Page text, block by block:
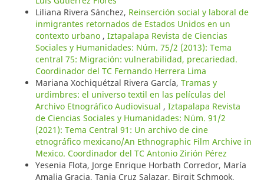
Liliana Rivera Sánchez, Reinserción social y laboral de
inmigrantes retornados de Estados Unidos en un
contexto urbano , Iztapalapa Revista de Ciencias
Sociales y Humanidades: Núm. 75/2 (2013): Tema
central 75: Migración: vulnerabilidad, precariedad.
Coordinador del TC Fernando Herrera Lima
Mariana Xochiquétzal Rivera García, Tramas y
urdimbres: el universo textil en las películas del
Archivo Etnográfico Audiovisual , Iztapalapa Revista
de Ciencias Sociales y Humanidades: Núm. 91/2
(2021): Tema Central 91: Un archivo de cine
etnográfico mexicano/An Ethnographic Film Archive in
Mexico. Coordinador del TC Antonio Zirión Pérez
Yesenia Flota, Jorge Enrique Horbath Corredor, María
Amalia Gracia, Tania Cruz Salazar, Birgit Schmook,